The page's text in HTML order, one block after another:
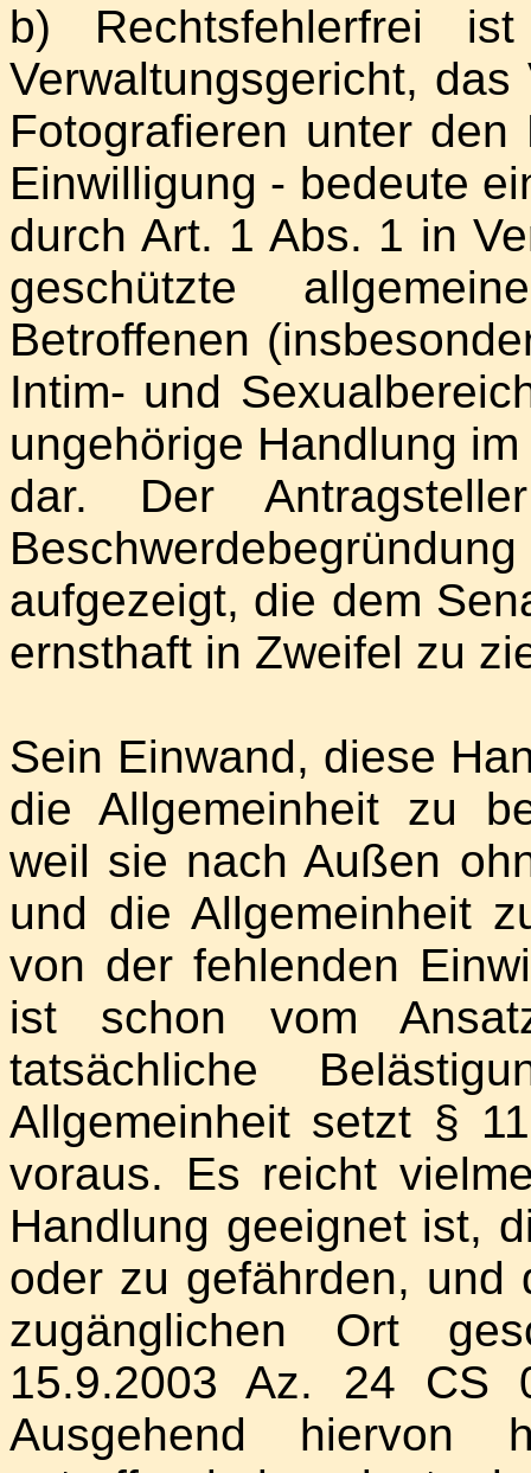
b) Rechtsfehlerfrei
Verwaltungsgericht,
Fotografieren unter
Einwilligung - bedeute
durch Art. 1 Abs. 1 in
geschützte
Betroffenen
Intim- und
ungehörige Handlung
dar. Der
aufgezeigt, die dem
ernsthaft in Zweifel zu
Sein Einwand, diese
die Allgemeinheit zu
weil sie nach Außen
und die Allgemeinheit
von der fehlenden
ist schon vom
tatsächliche
Allgemeinheit setzt §
voraus. Es reicht
Handlung geeignet ist,
oder zu gefährden, und
zugänglichen Ort
15.9.2003 Az. 24 CS
Ausgehend hiervon